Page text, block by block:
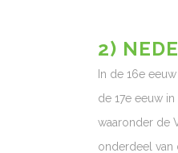
2)
In de 16e
de 17e eeuw
waaronder de
onderdeel van